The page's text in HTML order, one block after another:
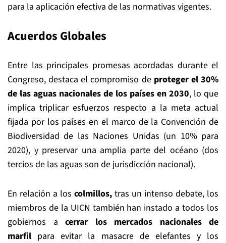
para la aplicación efectiva de las normativas vigentes.
Acuerdos Globales
Entre las principales promesas acordadas durante el
Congreso, destaca el compromiso de proteger el 30%
de las aguas nacionales de los países en 2030, lo que
implica triplicar esfuerzos respecto a la meta actual
fijada por los países en el marco de la Convención de
Biodiversidad de las Naciones Unidas (un 10% para
2020), y preservar una amplia parte del océano (dos
tercios de las aguas son de jurisdicción nacional).
En relación a los colmillos, tras un intenso debate, los
miembros de la UICN también han instado a todos los
gobiernos a cerrar los mercados nacionales de
marfil para evitar la masacre de elefantes y los